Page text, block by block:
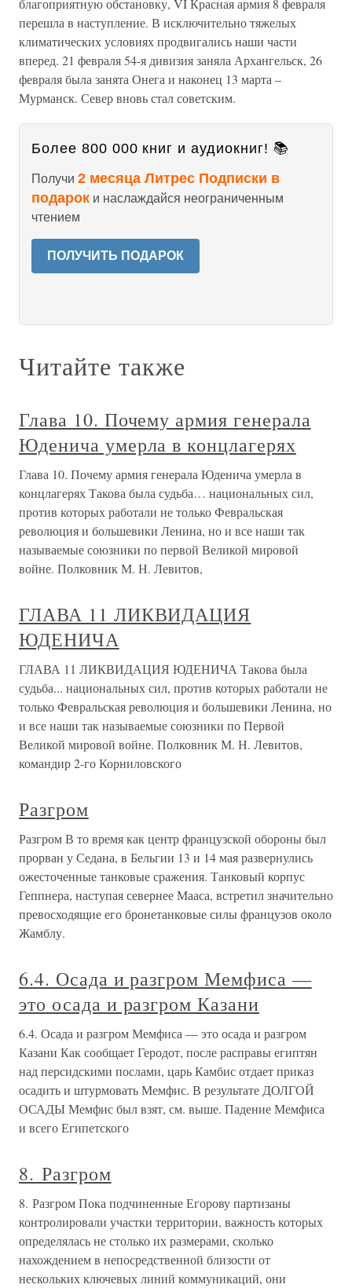
благоприятную обстановку, VI Красная армия 8 февраля
перешла в наступление. В исключительно тяжелых
климатических условиях продвигались наши части
вперед. 21 февраля 54-я дивизия заняла Архангельск, 26
февраля была занята Онега и наконец 13 марта –
Мурманск. Север вновь стал советским.
Более 800 000 книг и аудиокниг! 📚
Получи 2 месяца Литрес Подписки в
подарок и наслаждайся неограниченным
чтением
ПОЛУЧИТЬ ПОДАРОК
Читайте также
Глава 10. Почему армия генерала
Юденича умерла в концлагерях
Глава 10. Почему армия генерала Юденича умерла в
концлагерях Такова была судьба… национальных сил,
против которых работали не только Февральская
революция и большевики Ленина, но и все наши так
называемые союзники по первой Великой мировой
войне. Полковник М. Н. Левитов,
ГЛАВА 11 ЛИКВИДАЦИЯ
ЮДЕНИЧА
ГЛАВА 11 ЛИКВИДАЦИЯ ЮДЕНИЧА Такова была
судьба... национальных сил, против которых работали не
только Февральская революция и большевики Ленина, но
и все наши так называемые союзники по Первой
Великой мировой войне. Полковник М. Н. Левитов,
командир 2-го Корниловского
Разгром
Разгром В то время как центр французской обороны был
прорван у Седана, в Бельгии 13 и 14 мая развернулись
ожесточенные танковые сражения. Танковый корпус
Геппнера, наступая севернее Мааса, встретил значительно
превосходящие его бронетанковые силы французов около
Жамблу.
6.4. Осада и разгром Мемфиса —
это осада и разгром Казани
6.4. Осада и разгром Мемфиса — это осада и разгром
Казани Как сообщает Геродот, после расправы египтян
над персидскими послами, царь Камбис отдает приказ
осадить и штурмовать Мемфис. В результате ДОЛГОЙ
ОСАДЫ Мемфис был взят, см. выше. Падение Мемфиса
и всего Египетского
8. Разгром
8. Разгром Пока подчиненные Егорову партизаны
контролировали участки территории, важность которых
определялась не столько их размерами, сколько
нахождением в непосредственной близости от
нескольких ключевых линий коммуникаций, они